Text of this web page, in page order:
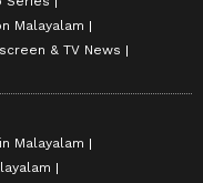
Malayalam
& TV News
Malayalam